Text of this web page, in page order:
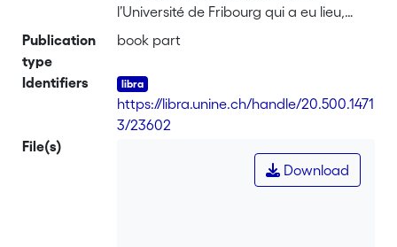
l’Université de Fribourg qui a eu lieu,
pour la septième fois, le 28 novembre
tous ses états, à l’exclusion du
dommage corporel (Colloque de
Fribourg 2009) et du tort moral (Journée
un bilan critique et quelques
perspectives d’avenir. On sait toute
Publication
type
book part
Identifiers
https://libra.unine.ch/handle/20.500.1471
3/23602
File(s)
Download